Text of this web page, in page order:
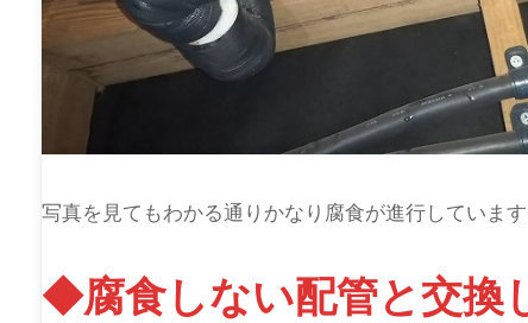
写真を見てもわかる通りかなり腐食が進行しています
◆腐食しない配管と交換